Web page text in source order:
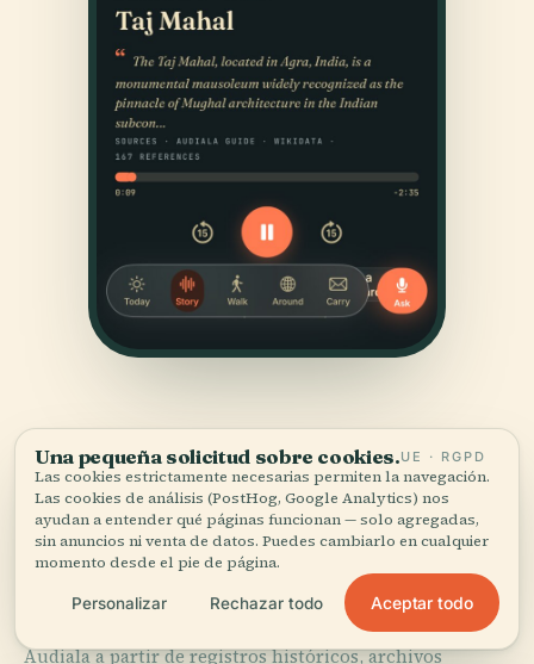
FUENTES
Verificado,y a la vista.
Investigado y redactado por el equipo editorial de
Audiala a partir de registros históricos, archivos
Una pequeña solicitud sobre cookies.UE · RGPD
Las cookies estrictamente necesarias permiten la navegación.
Las cookies de análisis (PostHog, Google Analytics) nos
ayudan a entender qué páginas funcionan — solo agregadas,
sin anuncios ni venta de datos. Puedes cambiarlo en cualquier
momento desde el pie de página.
Personalizar Rechazar todo Aceptar todo